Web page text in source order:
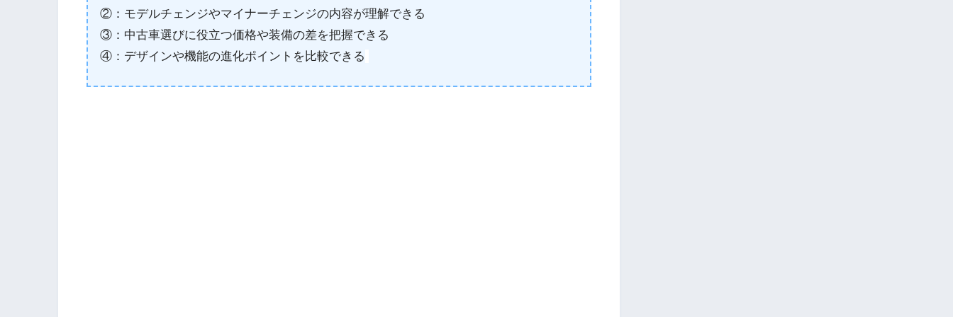
②：モデルチェンジやマイナーチェンジの内容が理解できる
③：中古車選びに役立つ価格や装備の差を把握できる
④：デザインや機能の進化ポイントを比較できる